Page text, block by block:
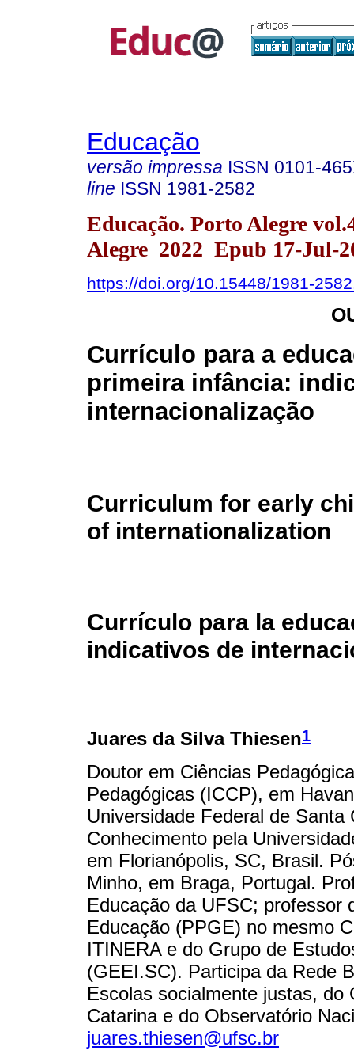
Educação
versão impressa ISSN 0101-
line ISSN 1981-2582
Educação. Porto Alegre
Alegre 2022 Epub 17-Jul-
https://doi.org/10.15448/1981-
Currículo para a
primeira infância:
internacionalização
Curriculum for early
of internationalization
Currículo para la
indicativos de
Juares da Silva Thiesen1
Doutor em Ciências
Pedagógicas (ICCP), em
Universidade Federal de
Conhecimento pela
em Florianópolis, SC, Brasil.
Minho, em Braga, Portugal.
Educação da UFSC; professor
Educação (PPGE) no mesmo
ITINERA e do Grupo de
(GEEI.SC). Participa da Rede
Escolas socialmente justas,
Catarina e do Observatório
juares.thiesen@ufsc.br